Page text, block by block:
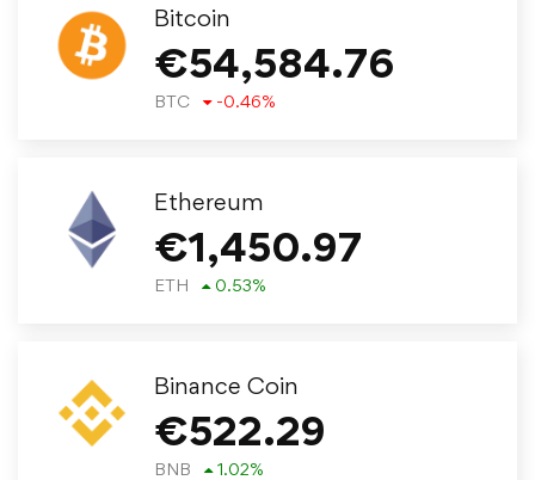
Bitcoin
€54,584.76
BTC -0.46%
Ethereum
€1,450.97
ETH 0.53%
Binance Coin
€522.29
BNB 1.02%